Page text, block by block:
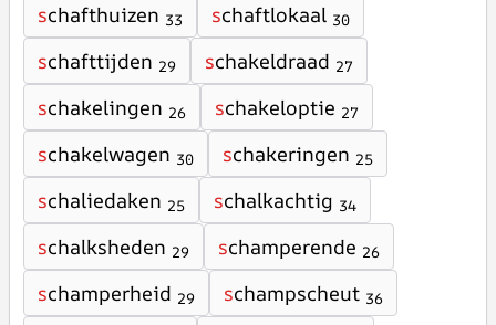
schafthuizen 33 schaftlokaal 30
schafttijden 29 schakeldraad 27
schakelingen 26 schakeloptie 27
schakelwagen 30 schakeringen 25
schaliedaken 25 schalkachtig 34
schalksheden 29 schamperende 26
schamperheid 29 schampscheut 36